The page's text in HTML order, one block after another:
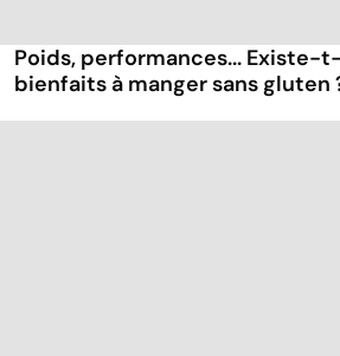
Poids, performances... Existe-
bienfaits à manger sans gluten